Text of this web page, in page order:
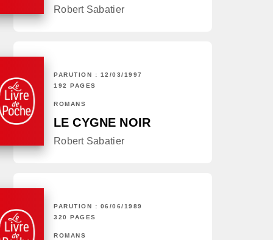
Robert Sabatier
PARUTION : 12/03/1997
192 PAGES
ROMANS
LE CYGNE NOIR
Robert Sabatier
PARUTION : 06/06/1989
320 PAGES
ROMANS